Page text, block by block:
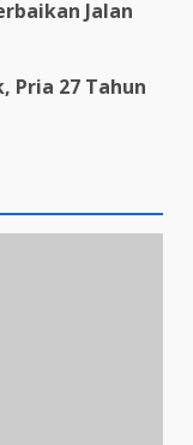
Jalan
Pria 27 Tahun